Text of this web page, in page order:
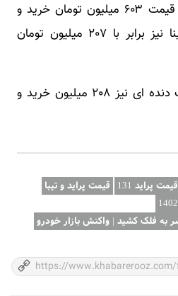
تارا اتوماتیک هم امروز با قیمت ۶۰۳ میلیون تومان خرید و
فروش می‌شود.قیمت ساینا نیز برابر با ٢٠٧ میلیون تومان
تیبا هاچ بک ٢١۴ و کوییک دنده ای نیز ٢٠٨ میلیون خرید و
قیمت پراید 131
قیمت پراید و تیبا